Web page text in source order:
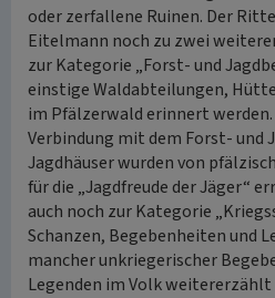
oder zerfallene Ruinen. Der
Eitelmann noch zu zwei
zur Kategorie „Forst- und
einstige Waldabteilungen,
im Pfälzerwald erinnert werden.
Verbindung mit dem Forst- und
Jagdhäuser wurden von
für die „Jagdfreude der Jäger“
auch noch zur Kategorie
Schanzen, Begebenheiten und
mancher unkriegerischer
Legenden im Volk